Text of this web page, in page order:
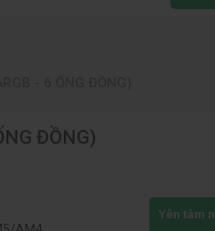
ĐỒNG)
Yên tâm